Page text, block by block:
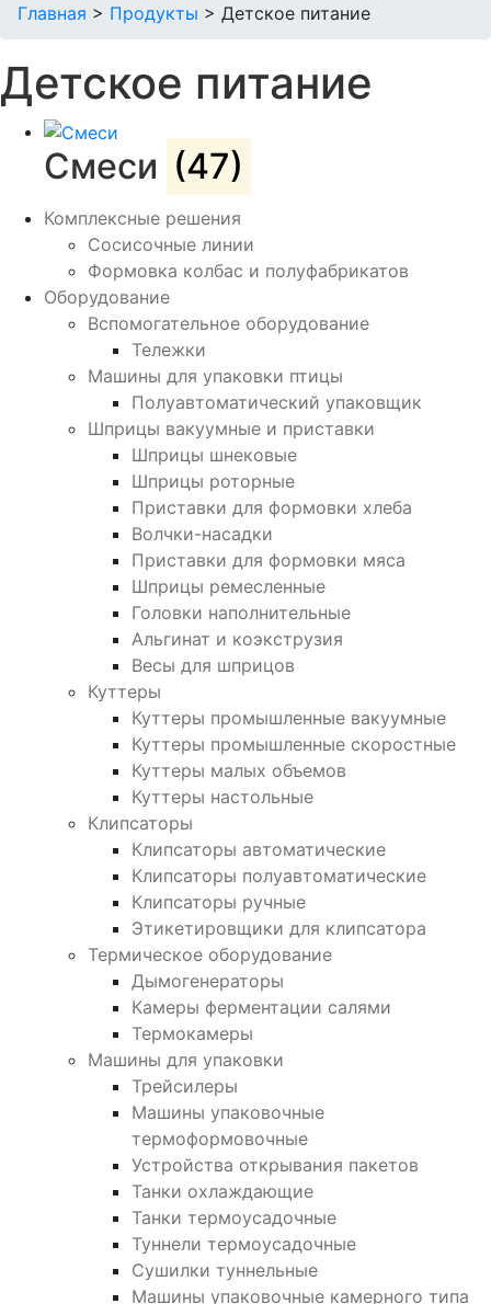
Главная > Продукты > Детское питание
Детское питание
Смеси (47)
Комплексные решения
Сосисочные линии
Формовка колбас и полуфабрикатов
Оборудование
Вспомогательное оборудование
Тележки
Машины для упаковки птицы
Полуавтоматический упаковщик
Шприцы вакуумные и приставки
Шприцы шнековые
Шприцы роторные
Приставки для формовки хлеба
Волчки-насадки
Приставки для формовки мяса
Шприцы ремесленные
Головки наполнительные
Альгинат и коэкструзия
Весы для шприцов
Куттеры
Куттеры промышленные вакуумные
Куттеры промышленные скоростные
Куттеры малых объемов
Куттеры настольные
Клипсаторы
Клипсаторы автоматические
Клипсаторы полуавтоматические
Клипсаторы ручные
Этикетировщики для клипсатора
Термическое оборудование
Дымогенераторы
Камеры ферментации салями
Термокамеры
Машины для упаковки
Трейсилеры
Машины упаковочные
термоформовочные
Устройства открывания пакетов
Танки охлаждающие
Танки термоусадочные
Туннели термоусадочные
Сушилки туннельные
Машины упаковочные камерного типа